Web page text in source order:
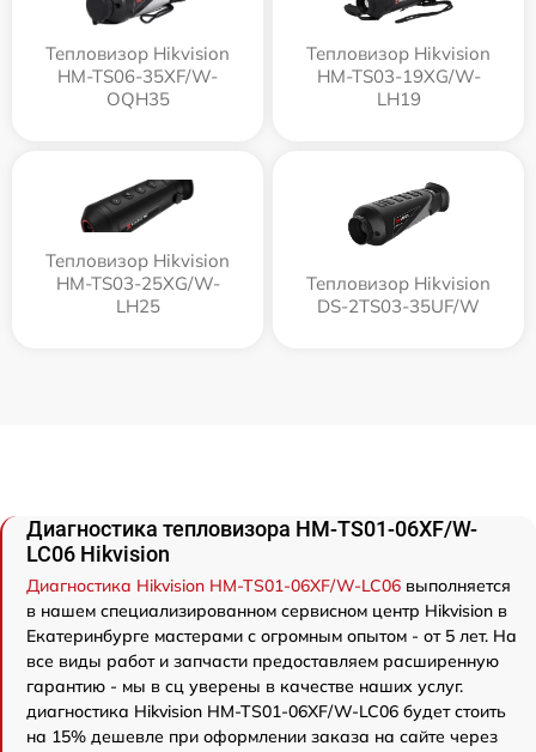
Тепловизор Hikvision
HM-TS06-35XF/W-
OQH35
Тепловизор Hikvision
HM-TS03-19XG/W-
LH19
Тепловизор Hikvision
HM-TS03-25XG/W-
LH25
Тепловизор Hikvision
DS-2TS03-35UF/W
Диагностика тепловизора HM-TS01-06XF/W-
LC06 Hikvision
Диагностика Hikvision HM-TS01-06XF/W-LC06 выполняется
в нашем специализированном сервисном центр Hikvision в
Екатеринбурге мастерами с огромным опытом - от 5 лет. На
все виды работ и запчасти предоставляем расширенную
гарантию - мы в сц уверены в качестве наших услуг.
диагностика Hikvision HM-TS01-06XF/W-LC06 будет стоить
на 15% дешевле при оформлении заказа на сайте через